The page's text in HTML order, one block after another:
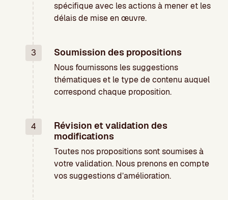
spécifique avec les actions à mener et les
délais de mise en œuvre.
3 Soumission des propositions
Nous fournissons les suggestions
thématiques et le type de contenu auquel
correspond chaque proposition.
4
Révision et validation des
modifications
Toutes nos propositions sont soumises à
votre validation. Nous prenons en compte
vos suggestions d’amélioration.